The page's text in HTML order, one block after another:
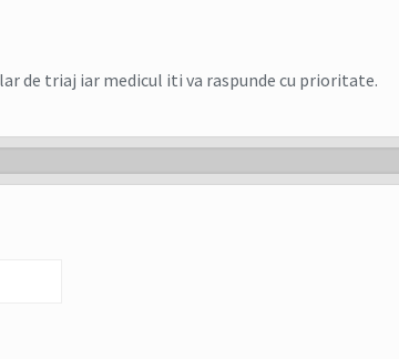
de triaj iar medicul iti va raspunde cu prioritate.